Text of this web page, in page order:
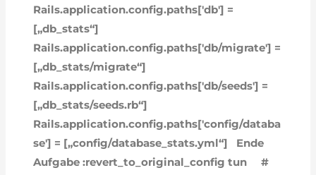
Rails.application.config.paths['db'] =
[„db_stats“]
Rails.application.config.paths['db/migrate'] =
[„db_stats/migrate“]
Rails.application.config.paths['db/seeds'] =
[„db_stats/seeds.rb“]
Rails.application.config.paths['config/databa
se'] = [„config/database_stats.yml“]
Ende
Aufgabe :revert_to_original_config tun
#